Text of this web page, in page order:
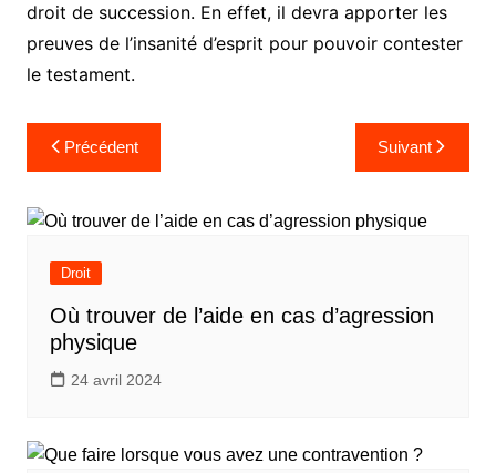
droit de succession. En effet, il devra apporter les
preuves de l’insanité d’esprit pour pouvoir contester
le testament.
Navigation
de
l’article
Précédent Suivant
Droit
Où trouver de l’aide en cas d’agression
physique
24 avril 2024